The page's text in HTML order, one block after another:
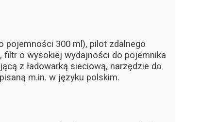
pojemności 300 ml), pilot zdalnego
filtr o wysokiej wydajności do pojemnika
z ładowarką sieciową, narzędzie do
m.in. w języku polskim.